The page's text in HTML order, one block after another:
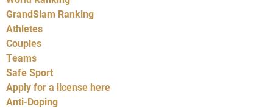
GrandSlam Ranking
Athletes
Couples
Teams
Safe Sport
Apply for a license here
Anti-Doping